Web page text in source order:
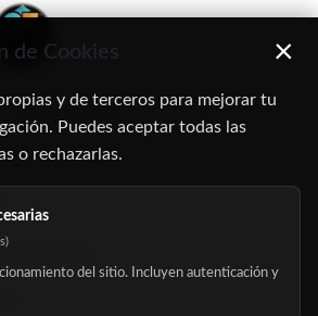
28016 Madrid
de Cookies ×
y de terceros para mejorar tu
Puedes aceptar todas las
o rechazarlas.
del sitio. Incluyen autenticación y